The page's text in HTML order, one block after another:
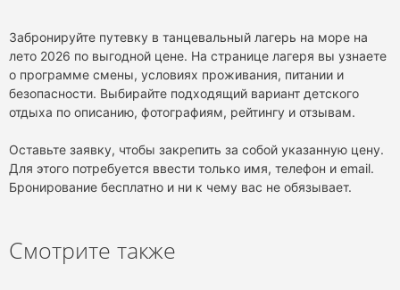
Забронируйте путевку в танцевальный лагерь на море на
лето 2026 по выгодной цене. На странице лагеря вы узнаете
о программе смены, условиях проживания, питании и
безопасности. Выбирайте подходящий вариант детского
отдыха по описанию, фотографиям, рейтингу и отзывам.
Оставьте заявку, чтобы закрепить за собой указанную цену.
Для этого потребуется ввести только имя, телефон и email.
Бронирование бесплатно и ни к чему вас не обязывает.
Смотрите также